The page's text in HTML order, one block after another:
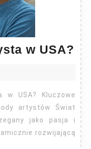
w USA? Ile
w
artystów Świat
jako pasja i
rozwijającą